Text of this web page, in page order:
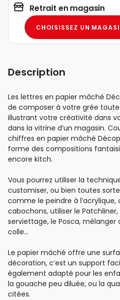
Retrait en magasin
CHOISISSEZ UN
Description
Les lettres en papier mâché
de composer à votre grée
illustrant votre créativité dans
dans la vitrine d’un magasin.
chiffres en papier mâché
forme des compositions
encore kitch.
Vous pourrez utiliser la
customiser, ou bien toutes
comme le peindre à l’acrylique,
cabochons, utiliser le
serviettage, le Posca,
colle…
Le papier mâché offre une
décoration, c’est un support
également adapté pour les
la gouache peu diluée, ou la
citées.